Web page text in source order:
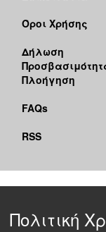
Όροι Χρήσης
Δήλωση
Πλοήγηση
FAQs
RSS
Πολιτική